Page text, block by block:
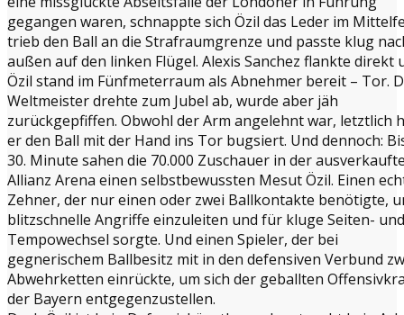
gegangen waren, schnappte sich Özil das Leder im
trieb den Ball an die Strafraumgrenze und passte klug
außen auf den linken Flügel. Alexis Sanchez flankte direkt
Özil stand im Fünfmeterraum als Abnehmer bereit – Tor.
Weltmeister drehte zum Jubel ab, wurde aber jäh
zurückgepfiffen. Obwohl der Arm angelehnt war, letztlich
er den Ball mit der Hand ins Tor bugsiert. Und dennoch:
30. Minute sahen die 70.000 Zuschauer in der
Allianz Arena einen selbstbewussten Mesut Özil. Einen
Zehner, der nur einen oder zwei Ballkontakte benötigte,
blitzschnelle Angriffe einzuleiten und für kluge Seiten- und
Tempowechsel sorgte. Und einen Spieler, der bei
gegnerischem Ballbesitz mit in den defensiven Verbund
Abwehrketten einrückte, um sich der geballten
der Bayern entgegenzustellen.